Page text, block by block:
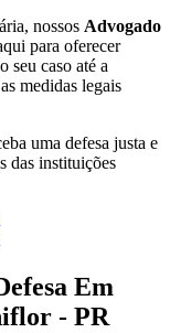
nossos Advogado
para oferecer
seu caso até a
medidas legais
uma defesa justa e
das instituições
Em
- PR